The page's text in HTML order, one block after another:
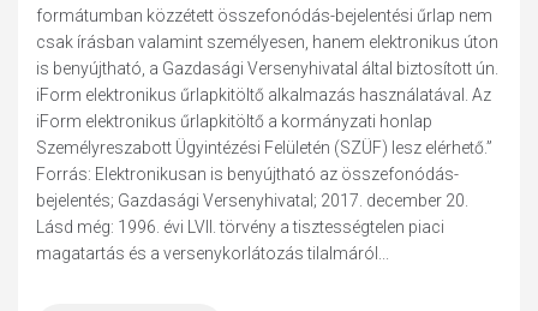
formátumban közzétett összefonódás-bejelentési űrlap nem
csak írásban valamint személyesen, hanem elektronikus úton
is benyújtható, a Gazdasági Versenyhivatal által biztosított ún.
iForm elektronikus űrlapkitöltő alkalmazás használatával. Az
iForm elektronikus űrlapkitöltő a kormányzati honlap
Személyreszabott Ügyintézési Felületén (SZÜF) lesz elérhető.”
Forrás: Elektronikusan is benyújtható az összefonódás-
bejelentés; Gazdasági Versenyhivatal; 2017. december 20.
Lásd még: 1996. évi LVII. törvény a tisztességtelen piaci
magatartás és a versenykorlátozás tilalmáról...